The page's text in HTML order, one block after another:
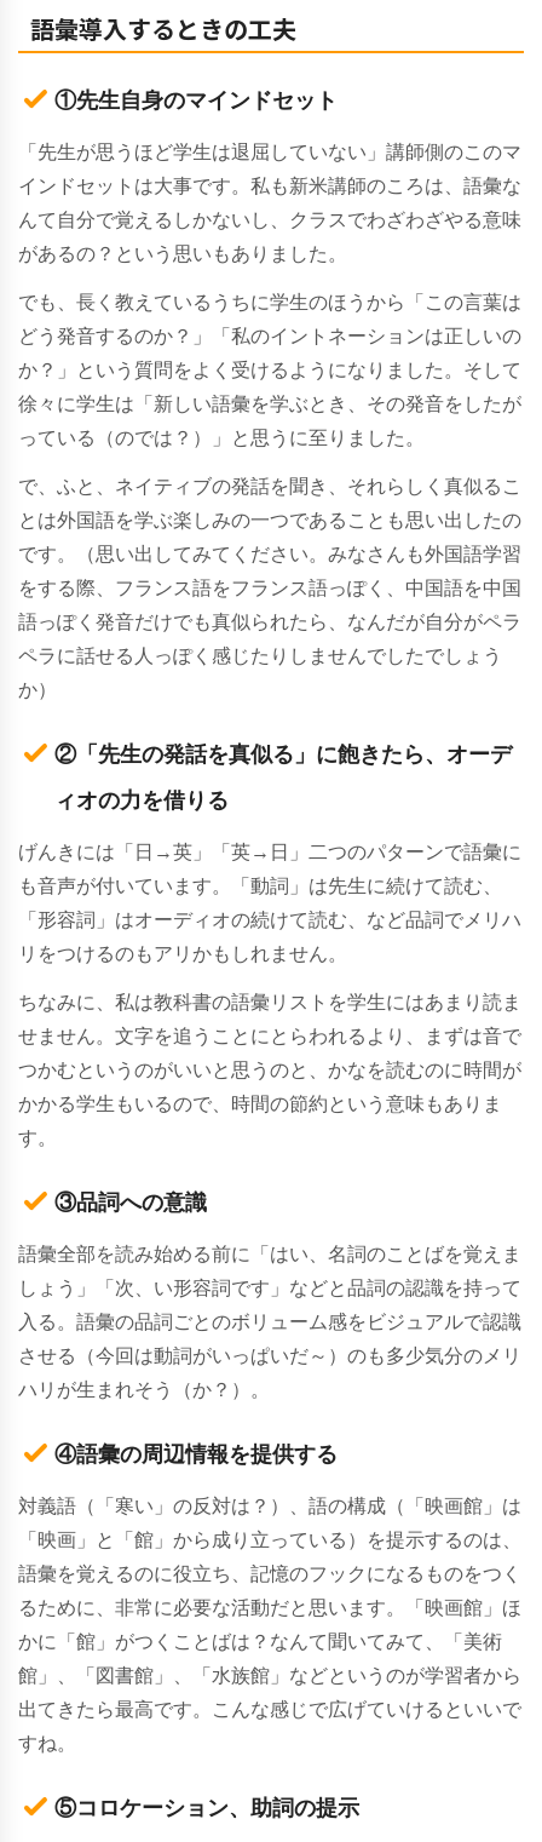
語彙導入するときの工夫
①先生自身のマインドセット
「先生が思うほど学生は退屈していない」講師側のこのマ
インドセットは大事です。私も新米講師のころは、語彙な
んて自分で覚えるしかないし、クラスでわざわざやる意味
があるの？という思いもありました。
でも、長く教えているうちに学生のほうから「この言葉は
どう発音するのか？」「私のイントネーションは正しいの
か？」という質問をよく受けるようになりました。そして
徐々に学生は「新しい語彙を学ぶとき、その発音をしたが
っている（のでは？）」と思うに至りました。
で、ふと、ネイティブの発話を聞き、それらしく真似るこ
とは外国語を学ぶ楽しみの一つであることも思い出したの
です。（思い出してみてください。みなさんも外国語学習
をする際、フランス語をフランス語っぽく、中国語を中国
語っぽく発音だけでも真似られたら、なんだが自分がペラ
ペラに話せる人っぽく感じたりしませんでしたでしょう
か）
②「先生の発話を真似る」に飽きたら、オーデ
ィオの力を借りる
げんきには「日→英」「英→日」二つのパターンで語彙に
も音声が付いています。「動詞」は先生に続けて読む、
「形容詞」はオーディオの続けて読む、など品詞でメリハ
リをつけるのもアリかもしれません。
ちなみに、私は教科書の語彙リストを学生にはあまり読ま
せません。文字を追うことにとらわれるより、まずは音で
つかむというのがいいと思うのと、かなを読むのに時間が
かかる学生もいるので、時間の節約という意味もありま
す。
③品詞への意識
語彙全部を読み始める前に「はい、名詞のことばを覚えま
しょう」「次、い形容詞です」などと品詞の認識を持って
入る。語彙の品詞ごとのボリューム感をビジュアルで認識
させる（今回は動詞がいっぱいだ～）のも多少気分のメリ
ハリが生まれそう（か？）。
④語彙の周辺情報を提供する
対義語（「寒い」の反対は？）、語の構成（「映画館」は
「映画」と「館」から成り立っている）を提示するのは、
語彙を覚えるのに役立ち、記憶のフックになるものをつく
るために、非常に必要な活動だと思います。「映画館」ほ
かに「館」がつくことばは？なんて聞いてみて、「美術
館」、「図書館」、「水族館」などというのが学習者から
出てきたら最高です。こんな感じで広げていけるといいで
すね。
⑤コロケーション、助詞の提示